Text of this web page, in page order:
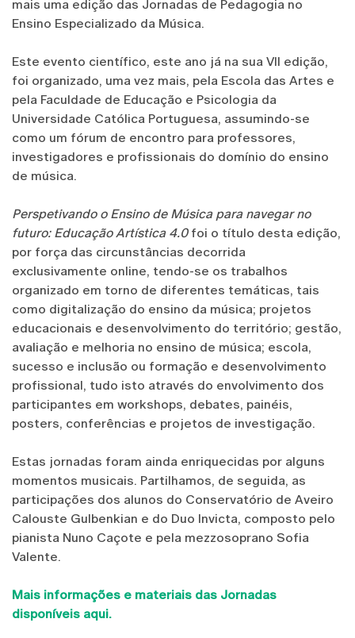
mais uma edição das Jornadas de Pedagogia no
Ensino Especializado da Música.
Este evento científico, este ano já na sua VII edição,
foi organizado, uma vez mais, pela Escola das Artes e
pela Faculdade de Educação e Psicologia da
Universidade Católica Portuguesa, assumindo-se
como um fórum de encontro para professores,
investigadores e profissionais do domínio do ensino
de música.
Perspetivando o Ensino de Música para navegar no
futuro: Educação Artística 4.0 foi o título desta edição,
por força das circunstâncias decorrida
exclusivamente online, tendo-se os trabalhos
organizado em torno de diferentes temáticas, tais
como digitalização do ensino da música; projetos
educacionais e desenvolvimento do território; gestão,
avaliação e melhoria no ensino de música; escola,
sucesso e inclusão ou formação e desenvolvimento
profissional, tudo isto através do envolvimento dos
participantes em workshops, debates, painéis,
posters, conferências e projetos de investigação.
Estas jornadas foram ainda enriquecidas por alguns
momentos musicais. Partilhamos, de seguida, as
participações dos alunos do Conservatório de Aveiro
Calouste Gulbenkian e do Duo Invicta, composto pelo
pianista Nuno Caçote e pela mezzosoprano Sofia
Valente.
Mais informações e materiais das Jornadas
disponíveis aqui.